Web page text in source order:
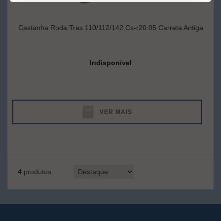
Castanha Roda Tras 110/112/142 Cs-r20.05 Carreta Antiga
Indisponível
VER MAIS
4 produtos